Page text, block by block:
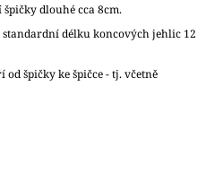
dlouhé cca 8cm.
délku koncových jehlic 12
špičky ke špičce - tj. včetně